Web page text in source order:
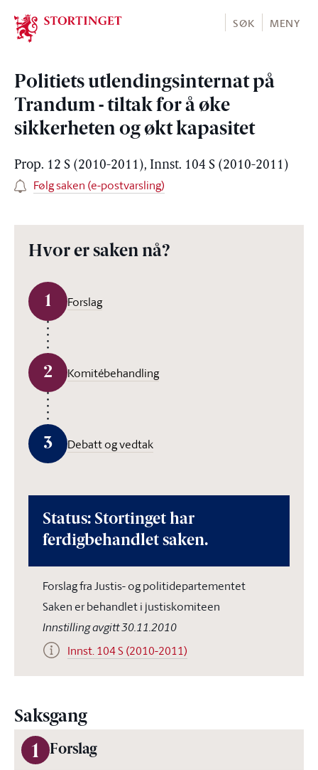
Stortinget.no
SØK MENY
Politiets utlendingsinternat på
Trandum - tiltak for å øke
sikkerheten og økt kapasitet
Prop. 12 S (2010-2011), Innst. 104 S (2010-2011)
Følg saken (e-postvarsling)
Hvor er saken nå?
1 Forslag
2 Komitébehandling
3 Debatt og vedtak
Status: Stortinget har
ferdigbehandlet saken.
Forslag fra Justis- og politidepartementet
Saken er behandlet i justiskomiteen
Innstilling avgitt 30.11.2010
Innst. 104 S (2010-2011)
Saksgang
1 Forslag